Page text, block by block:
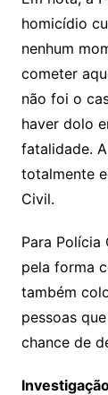
homicídio
nenhum
cometer
não foi o
haver dolo
fatalidade.
totalmente
Civil.
Para Polícia
pela forma
também
pessoas
chance de